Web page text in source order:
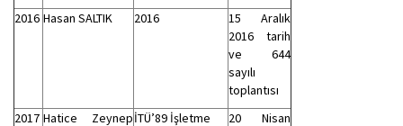
2016 Hasan SALTIK 2016
15 Aralık
2016 tarih
ve 644
sayılı
toplantısı
2017 Hatice ZeynepİTÜ’89 İşletme
20 Nisan